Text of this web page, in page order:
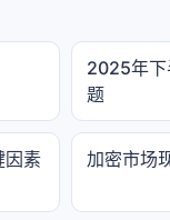
2025年下
题
因素
加密市场